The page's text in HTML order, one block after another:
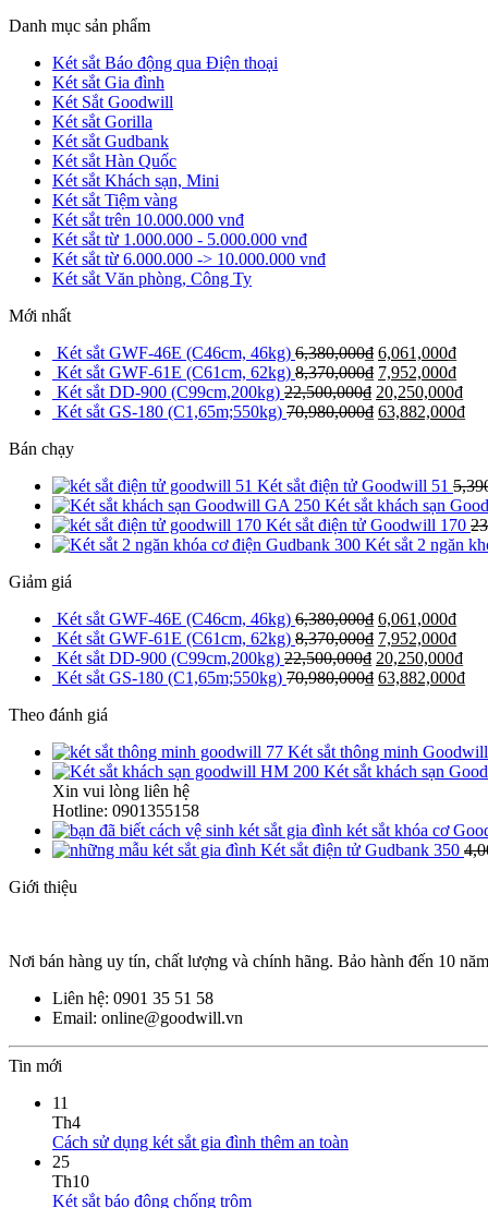
Danh mục sản phẩm
Két sắt Báo động qua Điện thoại
Két sắt Gia đình
Két Sắt Goodwill
Két sắt Gorilla
Két sắt Gudbank
Két sắt Hàn Quốc
Két sắt Khách sạn, Mini
Két sắt Tiệm vàng
Két sắt trên 10.000.000 vnđ
Két sắt từ 1.000.000 - 5.000.000 vnđ
Két sắt từ 6.000.000 -> 10.000.000 vnđ
Két sắt Văn phòng, Công Ty
Mới nhất
Két sắt GWF-46E (C46cm, 46kg) 6,380,000₫ 6,061,000₫
Két sắt GWF-61E (C61cm, 62kg) 8,370,000₫ 7,952,000₫
Két sắt DD-900 (C99cm,200kg) 22,500,000₫ 20,250,000₫
Két sắt GS-180 (C1,65m;550kg) 70,980,000₫ 63,882,000₫
Bán chạy
Két sắt điện tử Goodwill 51
Két sắt khách sạn
Két sắt điện tử Goodwill 170
Két sắt 2 ngăn
Giảm giá
Két sắt GWF-46E (C46cm, 46kg) 6,380,000₫ 6,061,000₫
Két sắt GWF-61E (C61cm, 62kg) 8,370,000₫ 7,952,000₫
Két sắt DD-900 (C99cm,200kg) 22,500,000₫ 20,250,000₫
Két sắt GS-180 (C1,65m;550kg) 70,980,000₫ 63,882,000₫
Theo đánh giá
Két sắt thông minh
Két sắt khách sạn
Xin vui lòng liên hệ
Hotline: 0901355158
két sắt khóa cơ
Két sắt điện tử Gudbank 350
Giới thiệu
Nơi bán hàng uy tín, chất lượng và chính hãng. Bảo hành đến 10 năm
Liên hệ: 0901 35 51 58
Email: online@goodwill.vn
Tin mới
11
Th4
Cách sử dụng két sắt gia đình thêm an toàn
25
Th10
Két sắt báo động chống trộm